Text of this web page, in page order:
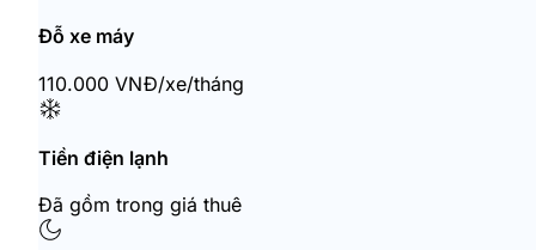
Đỗ xe máy
110.000 VNĐ/xe/tháng
Tiền điện lạnh
Đã gồm trong giá thuê